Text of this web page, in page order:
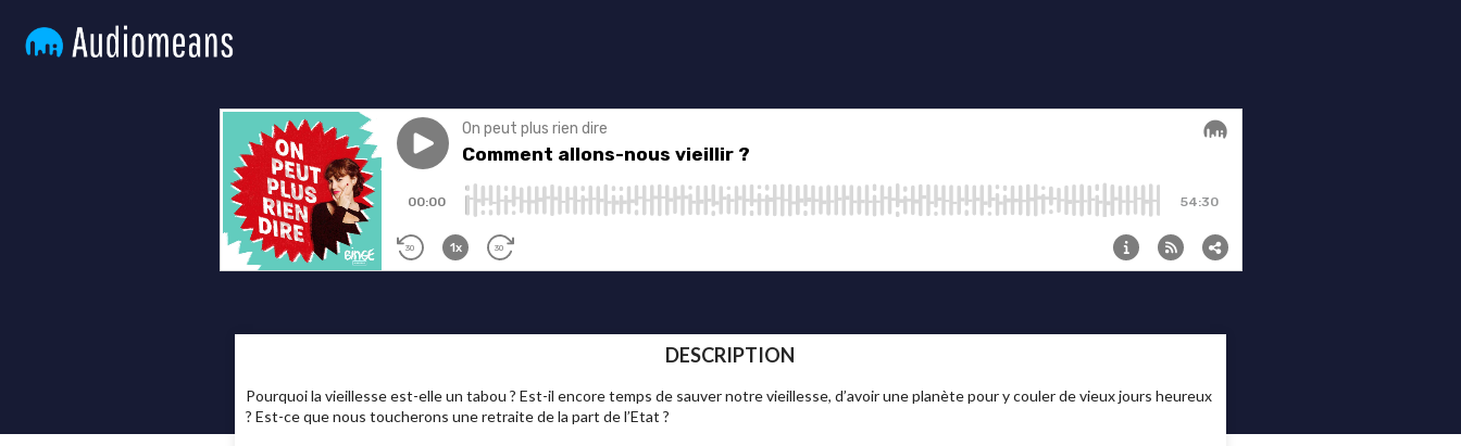
DESCRIPTION
Pourquoi la vieillesse est-elle un tabou ? Est-il encore temps de sauver notre vieillesse, d’avoir une planète pour y couler de vieux jours heureux
? Est-ce que nous toucherons une retraite de la part de l’Etat ?